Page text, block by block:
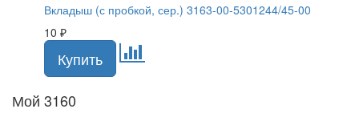
Вкладыш (с пробкой, сер.) 3163-00-5301244/45-00
10 ₽
Мой 3160